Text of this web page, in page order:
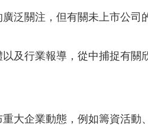
泛關注，但有關未上市公司
及行業報導，從中捕捉有關
大企業動態，例如籌資活動